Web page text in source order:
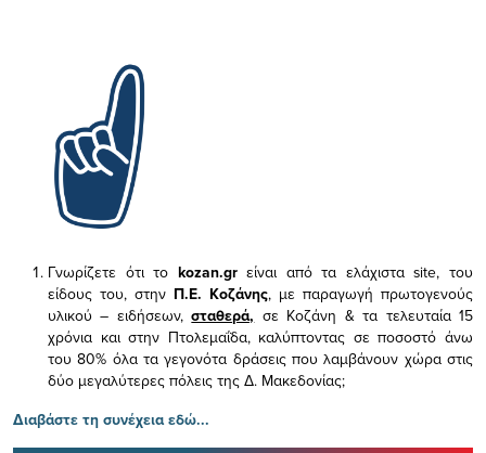
Γνωρίζετε ότι το kozan.gr είναι από τα ελάχισταsite, του
είδους του, στην Π.Ε. Κοζάνης, με παραγωγή πρωτογενούς
υλικού – ειδήσεων,σταθερά, σε Κοζάνη & τα τελευταία 15
χρόνια και στην Πτολεμαΐδα, καλύπτοντας σε ποσοστό άνω
του 80% όλα τα γεγονότα δράσεις που λαμβάνουν χώρα στις
δύο μεγαλύτερες πόλεις της Δ. Μακεδονίας;
Διαβάστε τη συνέχεια εδώ...